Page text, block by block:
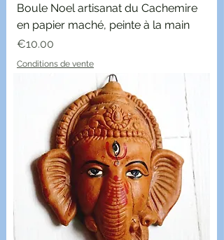
Boule Noel artisanat du Cachemire
en papier maché, peinte à la main
Price
€10.00
Conditions de vente